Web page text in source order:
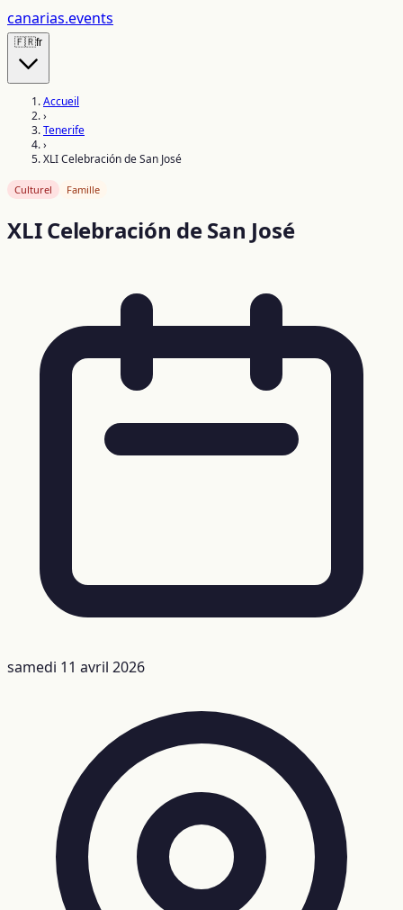
canarias.events
🇫🇷fr
Accueil
›
Tenerife
›
XLI Celebración de San José
Culturel Famille
XLI Celebración de San José
samedi 11 avril 2026